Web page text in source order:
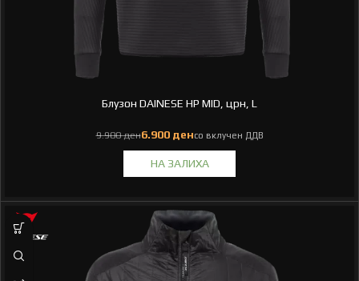
Блузон DAINESE HP MID, црн, L
ден ден